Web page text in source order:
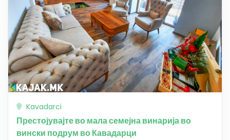
Kavadarci
Престојувајте во мала семејна винарија во
вински подрум во Кавадарци